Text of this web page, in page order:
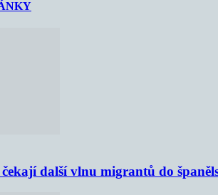
další vlnu migrantů do